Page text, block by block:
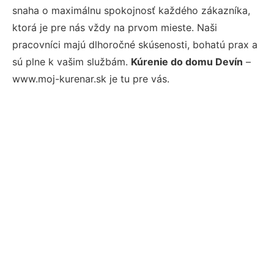
snaha o maximálnu spokojnosť každého zákazníka,
ktorá je pre nás vždy na prvom mieste. Naši
pracovníci majú dlhoročné skúsenosti, bohatú prax a
sú plne k vašim službám. Kúrenie do domu Devín –
www.moj-kurenar.sk je tu pre vás.